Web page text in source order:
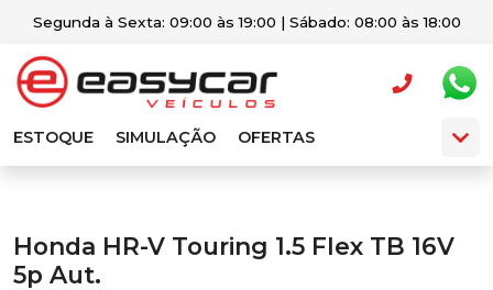
Segunda à Sexta: 09:00 às 19:00 | Sábado: 08:00 às 18:00
ESTOQUE SIMULAÇÃO OFERTAS
Honda HR-V Touring 1.5 Flex TB 16V
5p Aut.